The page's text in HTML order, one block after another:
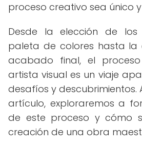
proceso creativo sea único
Desde la elección de
paleta de colores hasta la
acabado final, el
artista visual es un viaje
desafíos y descubrimientos.
artículo, exploraremos a
de este proceso y cómo
creación de una obra